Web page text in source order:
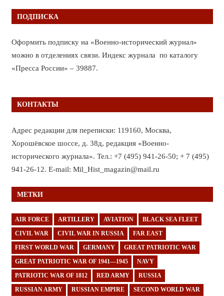
ПОДПИСКА
Оформить подписку на «Военно-исторический журнал»
можно в отделениях связи. Индекс журнала по каталогу
«Пресса России» – 39887.
КОНТАКТЫ
Адрес редакции для переписки: 119160, Москва,
Хорошёвское шоссе, д. 38д, редакция «Военно-
исторического журнала». Тел.: +7 (495) 941-26-50; + 7 (495)
941-26-12. E-mail: Mil_Hist_magazin@mail.ru
МЕТКИ
AIR FORCE ARTILLERY AVIATION BLACK SEA FLEET
CIVIL WAR CIVIL WAR IN RUSSIA FAR EAST
FIRST WORLD WAR GERMANY GREAT PATRIOTIC WAR
GREAT PATRIOTIC WAR OF 1941—1945 NAVY
PATRIOTIC WAR OF 1812 RED ARMY RUSSIA
RUSSIAN ARMY RUSSIAN EMPIRE SECOND WORLD WAR